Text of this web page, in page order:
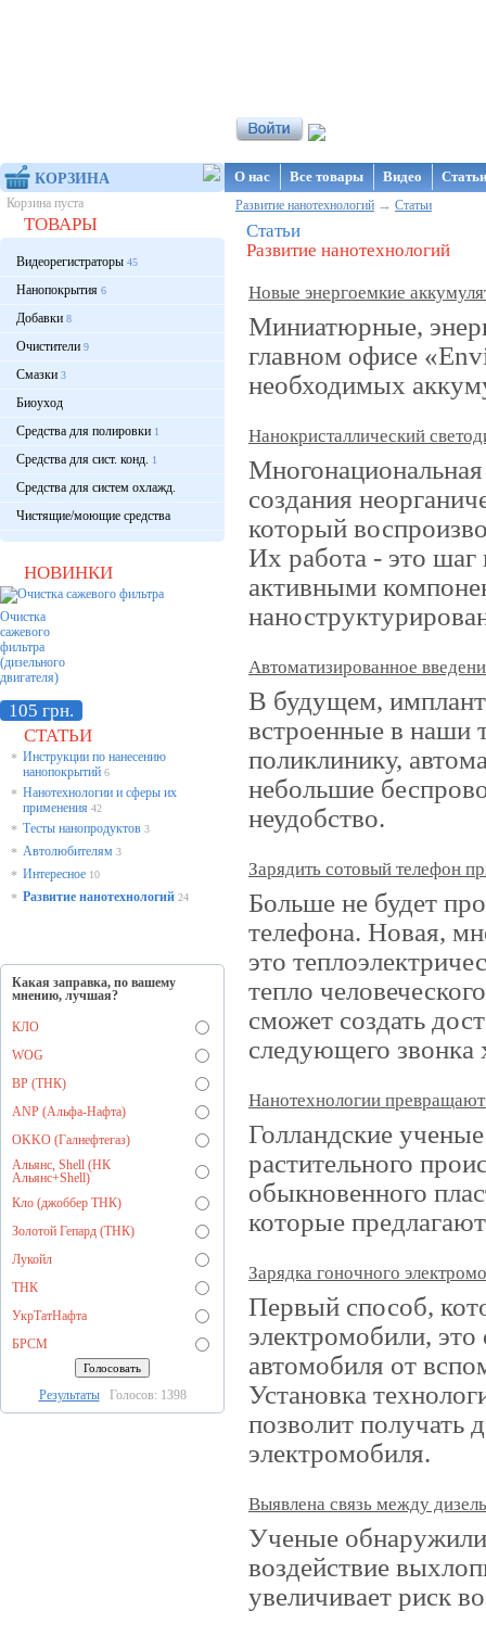
КОРЗИНА
Корзина пуста
ТОВАРЫ
Видеорегистраторы 45
Нанопокрытия 6
Добавки 8
Очистители 9
Смазки 3
Биоуход
Средства для полировки 1
Средства для сист. конд. 1
Средства для систем охлажд.
Чистящие/моющие средства
НОВИНКИ
Очистка
сажевого
фильтра
(дизельного
двигателя)
105 грн.
СТАТЬИ
* Инструкции по нанесению
нанопокрытий 6
* Нанотехнологии и сферы их
применения 42
* Тесты нанопродуктов 3
* Автолюбителям 3
* Интересное 10
* Развитие нанотехнологий 24
Какая заправка, по вашему
мнению, лучшая?
КЛО
WOG
BP (ТНК)
ANP (Альфа-Нафта)
OKKO (Галнефтегаз)
Альянс, Shell (НК
Альянс+Shell)
Кло (джоббер ТНК)
Золотой Гепард (ТНК)
Лукойл
ТНК
УкрТатНафта
БРСМ
РезультатыГолосов: 1398
О нас Все товары Видео
Развитие нанотехнологий → Статьи
Статьи
Развитие нанотехнологий
Новые энергоемкие
Миниатюрные,
главном офисе
необходимых
Нанокристаллический
создания
который
Их работа - это шаг
активными
Автоматизированное
В будущем,
встроенные в наши
поликлинику,
небольшие
неудобство.
Зарядить сотовый телефон
Больше не будет
телефона. Новая,
это
тепло
сможет создать
следующего звонка
Нанотехнологии
Голландские
растительного
обыкновенного
которые
Зарядка гоночного
Первый способ,
электромобили,
автомобиля от
Установка
позволит получать
электромобиля.
Выявлена связь между
Ученые обнаружили
воздействие
увеличивает риск